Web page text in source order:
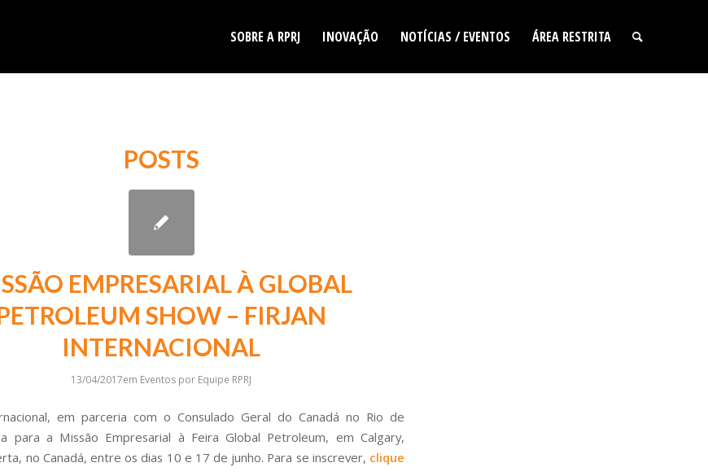
SOBRE A RPRJ INOVAÇÃO NOTÍCIAS / EVENTOS ÁREA RESTRITA
POSTS
EMPRESARIAL À GLOBAL
SHOW – FIRJAN
INTERNACIONAL
13/04/2017em Eventos por Equipe RPRJ
em parceria com o Consulado Geral do Canadá no Rio de
para a Missão Empresarial à Feira Global Petroleum, em Calgary,
no Canadá, entre os dias 10 e 17 de junho. Para se inscrever, clique